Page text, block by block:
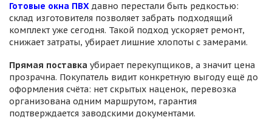
Готовые окна ПВХ давно перестали быть редкостью:
склад изготовителя позволяет забрать подходящий
комплект уже сегодня. Такой подход ускоряет ремонт,
снижает затраты, убирает лишние хлопоты с замерами.
Прямая поставка убирает перекупщиков, а значит цена
прозрачна. Покупатель видит конкретную выгоду ещё до
оформления счёта: нет скрытых наценок, перевозка
организована одним маршрутом, гарантия
подтверждается заводскими документами.